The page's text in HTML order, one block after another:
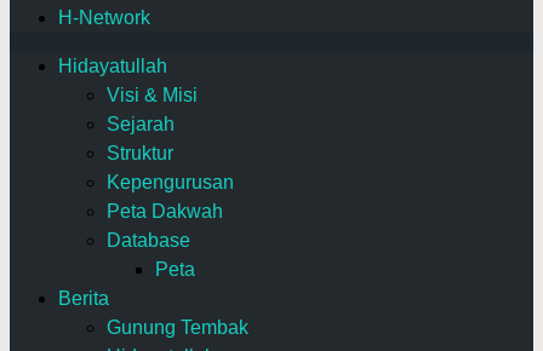
H-Network
Hidayatullah
Visi & Misi
Sejarah
Struktur
Kepengurusan
Peta Dakwah
Database
Peta
Berita
Gunung Tembak